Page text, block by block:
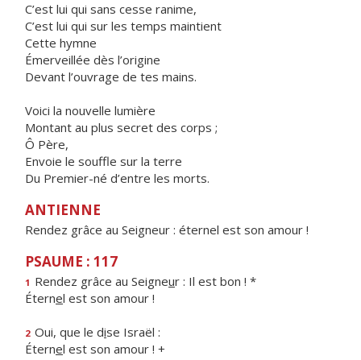
C’est lui qui sans cesse ranime,
C’est lui qui sur les temps maintient
Cette hymne
Émerveillée dès l’origine
Devant l’ouvrage de tes mains.
Voici la nouvelle lumière
Montant au plus secret des corps ;
Ô Père,
Envoie le souffle sur la terre
Du Premier-né d’entre les morts.
ANTIENNE
Rendez grâce au Seigneur : éternel est son amour !
PSAUME : 117
1 Rendez grâce au Seigneur : Il est bon ! *
Éternel est son amour !
2 Oui, que le dise Israël :
Éternel est son amour ! +